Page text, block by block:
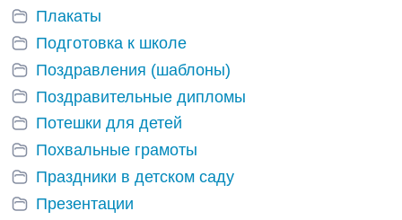
Плакаты
Подготовка к школе
Поздравления (шаблоны)
Поздравительные дипломы
Потешки для детей
Похвальные грамоты
Праздники в детском саду
Презентации